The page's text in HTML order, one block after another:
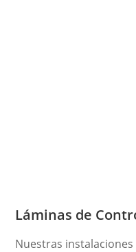
Láminas de
Nuestras